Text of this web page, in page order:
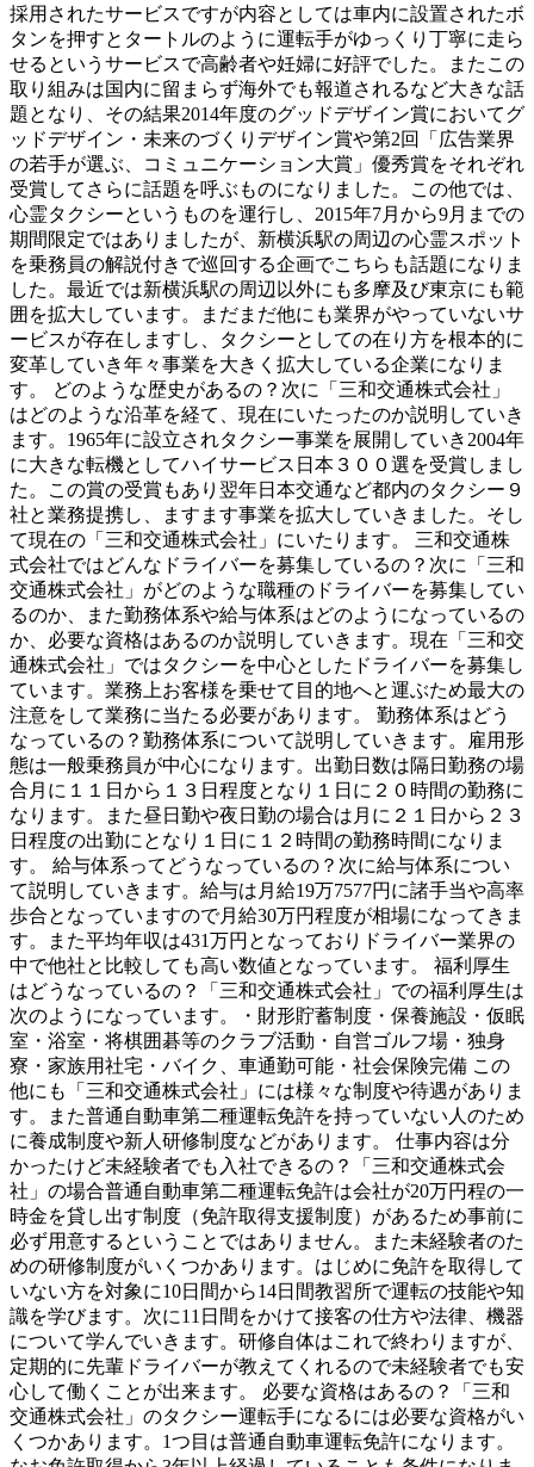
採用されたサービスですが内容としては車内に設置されたボ
タンを押すとタートルのように運転手がゆっくり丁寧に走ら
せるというサービスで高齢者や妊婦に好評でした。またこの
取り組みは国内に留まらず海外でも報道されるなど大きな話
題となり、その結果2014年度のグッドデザイン賞においてグ
ッドデザイン・未来のづくりデザイン賞や第2回「広告業界
の若手が選ぶ、コミュニケーション大賞」優秀賞をそれぞれ
受賞してさらに話題を呼ぶものになりました。この他では、
心霊タクシーというものを運行し、2015年7月から9月までの
期間限定ではありましたが、新横浜駅の周辺の心霊スポット
を乗務員の解説付きで巡回する企画でこちらも話題になりま
した。最近では新横浜駅の周辺以外にも多摩及び東京にも範
囲を拡大しています。まだまだ他にも業界がやっていないサ
ービスが存在しますし、タクシーとしての在り方を根本的に
変革していき年々事業を大きく拡大している企業になりま
す。 どのような歴史があるの？次に「三和交通株式会社」
はどのような沿革を経て、現在にいたったのか説明していき
ます。1965年に設立されタクシー事業を展開していき2004年
に大きな転機としてハイサービス日本３００選を受賞しまし
た。この賞の受賞もあり翌年日本交通など都内のタクシー９
社と業務提携し、ますます事業を拡大していきました。そし
て現在の「三和交通株式会社」にいたります。 三和交通株
式会社ではどんなドライバーを募集しているの？次に「三和
交通株式会社」がどのような職種のドライバーを募集してい
るのか、また勤務体系や給与体系はどのようになっているの
か、必要な資格はあるのか説明していきます。現在「三和交
通株式会社」ではタクシーを中心としたドライバーを募集し
ています。業務上お客様を乗せて目的地へと運ぶため最大の
注意をして業務に当たる必要があります。 勤務体系はどう
なっているの？勤務体系について説明していきます。雇用形
態は一般乗務員が中心になります。出勤日数は隔日勤務の場
合月に１１日から１３日程度となり１日に２０時間の勤務に
なります。また昼日勤や夜日勤の場合は月に２１日から２３
日程度の出勤にとなり１日に１２時間の勤務時間になりま
す。 給与体系ってどうなっているの？次に給与体系につい
て説明していきます。給与は月給19万7577円に諸手当や高率
歩合となっていますので月給30万円程度が相場になってきま
す。また平均年収は431万円となっておりドライバー業界の
中で他社と比較しても高い数値となっています。 福利厚生
はどうなっているの？「三和交通株式会社」での福利厚生は
次のようになっています。・財形貯蓄制度・保養施設・仮眠
室・浴室・将棋囲碁等のクラブ活動・自営ゴルフ場・独身
寮・家族用社宅・バイク、車通勤可能・社会保険完備 この
他にも「三和交通株式会社」には様々な制度や待遇がありま
す。また普通自動車第二種運転免許を持っていない人のため
に養成制度や新人研修制度などがあります。 仕事内容は分
かったけど未経験者でも入社できるの？「三和交通株式会
社」の場合普通自動車第二種運転免許は会社が20万円程の一
時金を貸し出す制度（免許取得支援制度）があるため事前に
必ず用意するということではありません。また未経験者のた
めの研修制度がいくつかあります。はじめに免許を取得して
いない方を対象に10日間から14日間教習所で運転の技能や知
識を学びます。次に11日間をかけて接客の仕方や法律、機器
について学んでいきます。研修自体はこれで終わりますが、
定期的に先輩ドライバーが教えてくれるので未経験者でも安
心して働くことが出来ます。 必要な資格はあるの？「三和
交通株式会社」のタクシー運転手になるには必要な資格がい
くつかあります。1つ目は普通自動車運転免許になります。